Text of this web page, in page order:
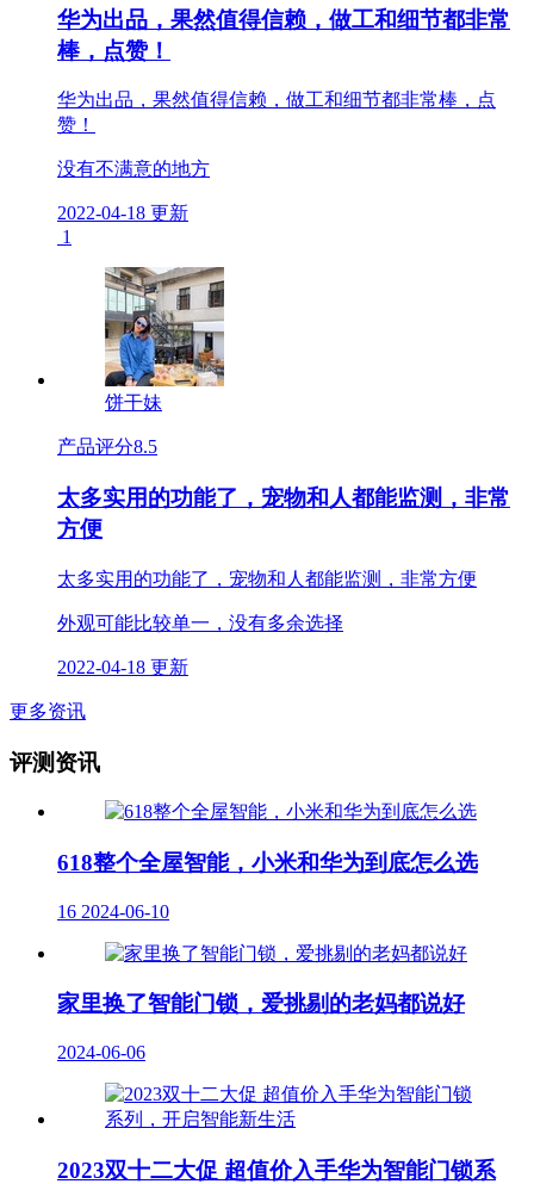
华为出品，果然值得信赖，做工和细节都非常
棒，点赞！
华为出品，果然值得信赖，做工和细节都非常棒，点
赞！
没有不满意的地方
2022-04-18 更新
1
饼干妹
产品评分8.5
太多实用的功能了，宠物和人都能监测，非常
方便
太多实用的功能了，宠物和人都能监测，非常方便
外观可能比较单一，没有多余选择
2022-04-18 更新
更多资讯
评测资讯
618整个全屋智能，小米和华为到底怎么选
16 2024-06-10
家里换了智能门锁，爱挑剔的老妈都说好
2024-06-06
2023双十二大促 超值价入手华为智能门锁系